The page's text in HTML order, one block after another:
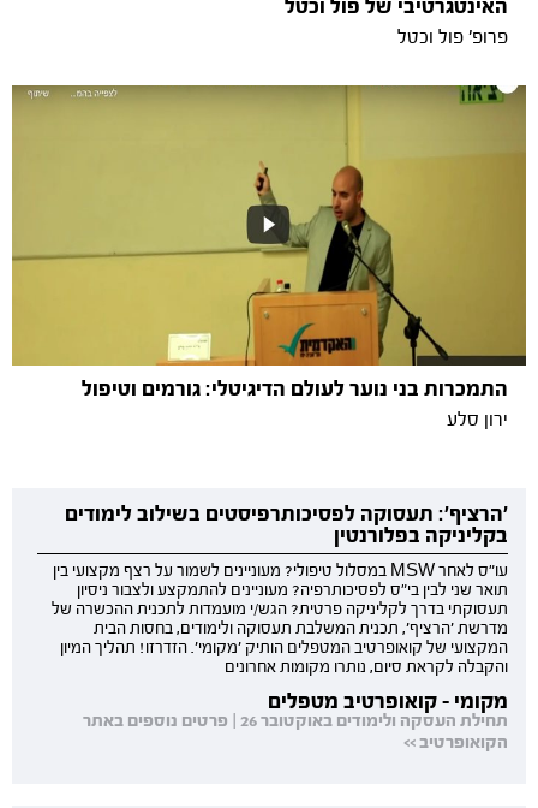
האינטגרטיבי של פול וכטל
פרופ' פול וכטל
התמכרות בני נוער לעולם הדיגיטלי: גורמים וטיפול
ירון סלע
'הרציף': תעסוקה לפסיכותרפיסטים בשילוב לימודים
בקליניקה בפלורנטין
עו"ס לאחר MSW במסלול טיפולי? מעוניינים לשמור על רצף מקצועי בין
תואר שני לבין בי"ס לפסיכותרפיה? מעוניינים להתמקצע ולצבור ניסיון
תעסוקתי בדרך לקליניקה פרטית? הגש/י מועמדות לתכנית ההכשרה של
מדרשת 'הרציף', תכנית המשלבת תעסוקה ולימודים, בחסות הבית
המקצועי של קואופרטיב המטפלים הותיק 'מקומי'. הזדרזו! תהליך המיון
והקבלה לקראת סיום, נותרו מקומות אחרונים
מקומי - קואופרטיב מטפלים
תחילת העסקה ולימודים באוקטובר 26 | פרטים נוספים באתר
הקואופרטיב >>